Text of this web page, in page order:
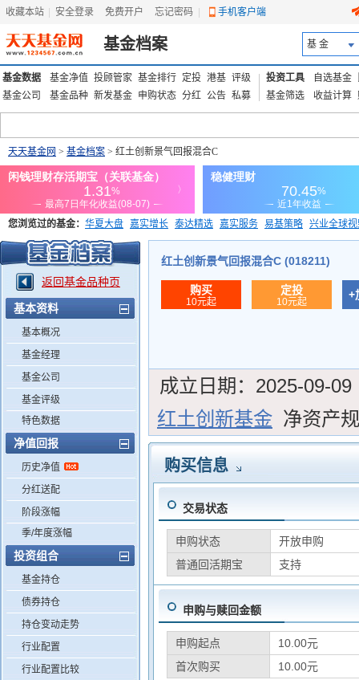
收藏本站 安全登录 免费开户 忘记密码 手机客户端
基金档案 基 金
基金数据 基金净值 投顾管家 基金排行 定投 港基 评级
基金公司
基金品种 新发基金 申购状态 分红 公告 私募
投资工具 自选基金
基金筛选
收益计算
天天基金网 > 基金档案 > 红土创新景气回报混合C
您浏览过的基金： 华夏大盘 嘉实增长 泰达精选 嘉实服务 易基策略 兴业全球
添富优势 华安宏利 上证180价值ETF
返回基金品种页
基本资料
基本概况
基金经理
基金公司
基金评级
特色数据
净值回报
历史净值
分红送配
阶段涨幅
季/年度涨幅
投资组合
基金持仓
债券持仓
持仓变动走势
行业配置
行业配置比较
红土创新景气回报混合C (018211)
购买
10元起
定投
10元起
+
成立日期： 2025-09-09
红土创新基金 净资产
购买信息
交易状态
申购状态
开放申购
普通回活期宝
支持
申购与赎回金额
申购起点
10.00元
首次购买
10.00元